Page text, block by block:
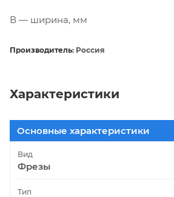
В — ширина, мм
Производитель: Россия
Характеристики
Основные характеристики
Вид
Фрезы
Тип